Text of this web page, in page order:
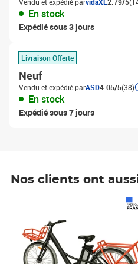
En stock
Expédié sous 3 jours
Livraison Offerte
Neuf
Vendu et expédié parASD4.05/5(38)
En stock
Expédié sous 7 jours
Nos clients ont